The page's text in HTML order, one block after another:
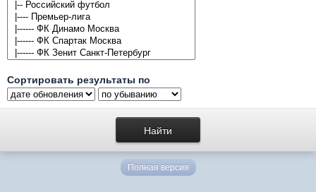
Сортировать результаты по
Полная версия